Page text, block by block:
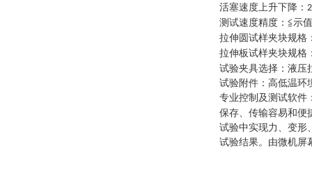
活塞速度上升下降 ：
测试速度精度 ： ≦示
拉伸圆试样夹块规格
拉伸板试样夹块规格
试验夹具选择 ： 液压
试验附件 ： 高低温环
专业控制及测试软件
保存、传输容易和便
试验中实现力、变形
试验结果。由微机屏